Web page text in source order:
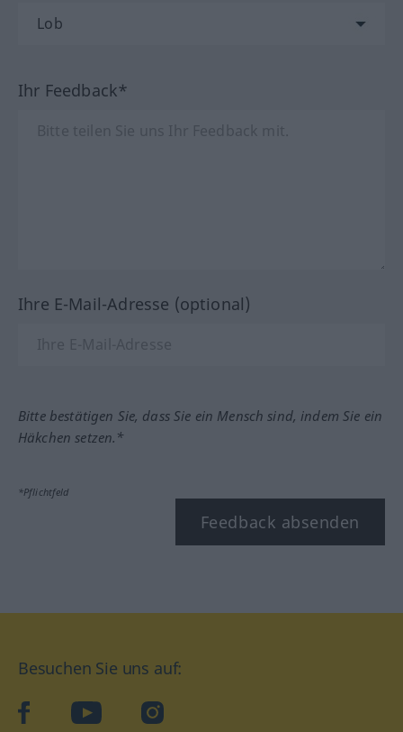
Ihr Feedback*
Ihre E-Mail-Adresse (optional)
Bitte bestätigen Sie, dass Sie ein Mensch sind, indem Sie ein
Häkchen setzen.*
*Pflichtfeld
Feedback absenden
Besuchen Sie uns auf:
facebookYouTube Instagram